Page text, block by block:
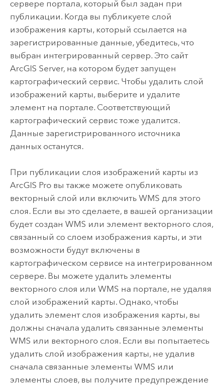
сервере портала, который был задан при
публикации. Когда вы публикуете слой
изображения карты, который ссылается на
зарегистрированные данные, убедитесь, что
выбран интегрированный сервер. Это сайт
ArcGIS Server, на котором будет запущен
картографический сервис. Чтобы удалить слой
изображений карты, выберите и удалите
элемент на портале. Соответствующий
картографический сервис тоже удалится.
Данные зарегистрированного источника
данных останутся.
При публикации слоя изображений карты из
ArcGIS Proвы также можете опубликовать
векторный слой или включить WMS для этого
слоя. Если вы это сделаете, в вашей организации
будет создан WMS или элемент векторного слоя,
связанный со слоем изображения карты, и эти
возможности будут включены в
картографическом сервисе на интегрированном
сервере. Вы можете удалить элементы
векторного слоя или WMS на портале, не удаляя
слой изображений карты. Однако, чтобы
удалить элемент слоя изображения карты, вы
должны сначала удалить связанные элементы
WMS или векторного слоя. Если вы попытаетесь
удалить слой изображения карты, не удалив
сначала связанные элементы WMS или
элементы слоев, вы получите предупреждение